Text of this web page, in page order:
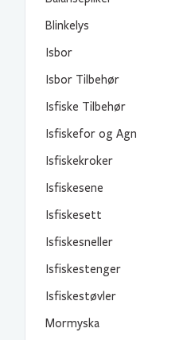
Blinkelys
Isbor
Isbor Tilbehør
Isfiske Tilbehør
Isfiskefor og Agn
Isfiskekroker
Isfiskesene
Isfiskesett
Isfiskesneller
Isfiskestenger
Isfiskestøvler
Mormyska